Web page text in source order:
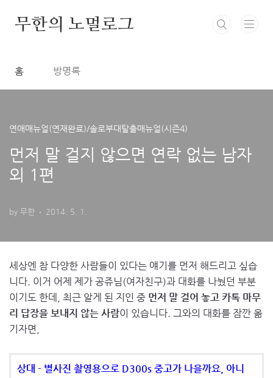
무한의 노멀로그
홈 방명록
연애매뉴얼(연재완료)/솔로부대탈출매뉴얼(시즌4)
먼저 말 걸지 않으면 연락 없는 남자
외 1편
by 무한 2014. 5. 1.
세상엔 참 다양한 사람들이 있다는 얘기를 먼저 해드리고 싶습
니다. 이거 어제 제가 공쥬님(여자친구)과 대화를 나눴던 부분
이기도 한데, 최근 알게 된 지인 중 먼저 말 걸어 놓고 카톡 마무
리 답장을 보내지 않는 사람이 있습니다. 그와의 대화를 잠깐 옮
기자면,
상대 - 별사진 촬영용으로 D300s 중고가 나을까요, 아니